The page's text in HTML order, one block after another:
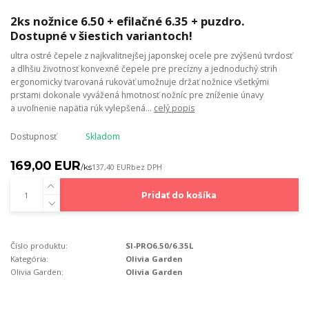
2ks nožnice 6.50 + efilačné 6.35 + puzdro.
Dostupné v šiestich variantoch!
ultra ostré čepele z najkvalitnejšej japonskej ocele pre zvýšenú tvrdosť
a dlhšiu životnosť konvexné čepele pre precízny a jednoduchý strih
ergonomicky tvarovaná rukoväť umožnuje držať nožnice všetkými
prstami dokonale vyvážená hmotnosť nožníc pre zníženie únavy
a uvoľnenie napätia rúk vylepšená... celý popis
Dostupnosť Skladom
169,00 EUR/ks137,40 EURbez DPH
Pridať do košíka
Číslo produktu:
SI-PRO6.50/6.35L
Kategória:
Olivia Garden
Olivia Garden:
Olivia Garden